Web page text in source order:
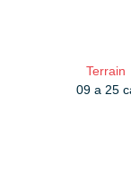
Terrain
09 a 25